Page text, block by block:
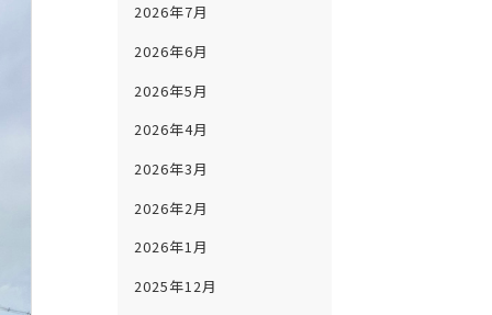
2026年7月
2026年6月
2026年5月
2026年4月
2026年3月
2026年2月
2026年1月
2025年12月